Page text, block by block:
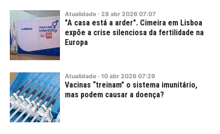
Atualidade · 28 abr 2026 07:07
"A casa está a arder". Cimeira em Lisboa
expõe a crise silenciosa da fertilidade na
Europa
Atualidade · 10 abr 2026 07:29
Vacinas “treinam” o sistema imunitário,
mas podem causar a doença?